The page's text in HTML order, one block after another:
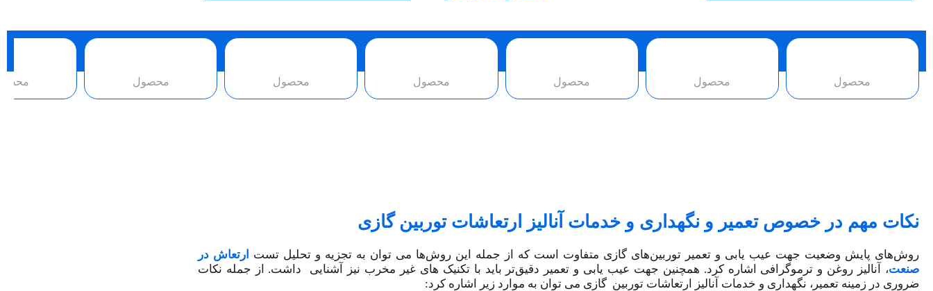
محصول محصول محصول محصول محصول محصول
نکات مهم در خصوص تعمیر و نگهداری و خدمات آنالیز ارتعاشات توربین گازی
روش‌های پایش وضعیت جهت عیب‌ یابی و تعمیر توربین‌های گازی متفاوت است که از جمله این روش‌ها می توان به تجزیه و تحلیل تست
ارتعاش در
صنعت، آنالیز روغن و ترموگرافی اشاره کرد. همچنین جهت عیب یابی و تعمیر دقیق‌تر باید با تکنیک های غیر مخرب نیز آشنایی داشت. از جمله نکات
ضروری در زمینه تعمیر، نگهداری و خدمات آنالیز ارتعاشات توربین گازی می توان به موارد زیر اشاره کرد: